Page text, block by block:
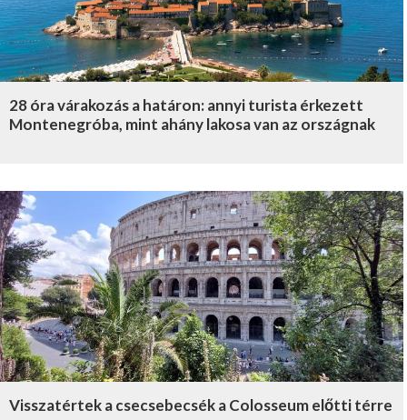
28 óra várakozás a határon: annyi turista érkezett
Montenegróba, mint ahány lakosa van az országnak
Visszatértek a csecsebecsék a Colosseum előtti térre